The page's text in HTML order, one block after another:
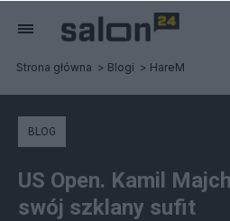
Strona główna Blogi HareM
BLOG
US Open. Kamil
swój szklany sufit